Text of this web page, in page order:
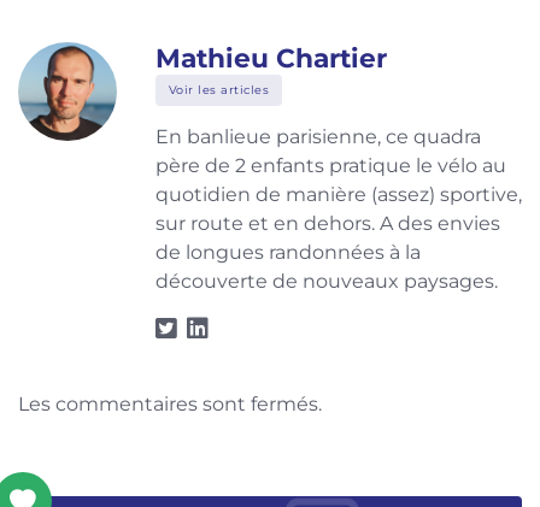
Mathieu Chartier
Voir les articles
En banlieue parisienne, ce quadra
père de 2 enfants pratique le vélo au
quotidien de manière (assez) sportive,
sur route et en dehors. A des envies
de longues randonnées à la
découverte de nouveaux paysages.
Les commentaires sont fermés.